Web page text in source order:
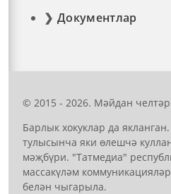
Документлар
© 2015 - 2026. Мәйдан
Барлык хокуклар да
тулысынча яки өлешчә
мәҗбүри. "Татмедиа"
массакүләм
белән чыгарыла.